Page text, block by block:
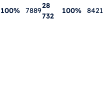
100% 7889
28
732
100% 8421